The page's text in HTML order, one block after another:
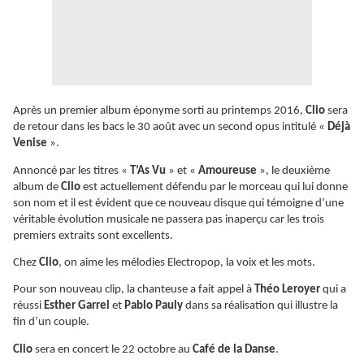
Après un premier album éponyme sorti au printemps 2016, Clio sera
de retour dans les bacs le 30 août avec un second opus intitulé « Déjà
Venise ».
Annoncé par les titres « T’As Vu » et « Amoureuse », le deuxième
album de Clio est actuellement défendu par le morceau qui lui donne
son nom et il est évident que ce nouveau disque qui témoigne d’une
véritable évolution musicale ne passera pas inaperçu car les trois
premiers extraits sont excellents.
Chez Clio, on aime les mélodies Electropop, la voix et les mots.
Pour son nouveau clip, la chanteuse a fait appel à Théo Leroyer qui a
réussi Esther Garrel et Pablo Pauly dans sa réalisation qui illustre la
fin d’un couple.
Clio sera en concert le 22 octobre au Café de la Danse.